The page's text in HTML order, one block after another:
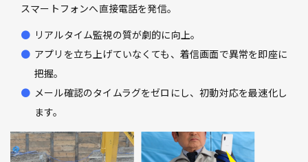
スマートフォンへ直接電話を発信。
リアルタイム監視の質が劇的に向上。
アプリを立ち上げていなくても、着信画面で異常を即座に
把握。
メール確認のタイムラグをゼロにし、初動対応を最速化し
ます。